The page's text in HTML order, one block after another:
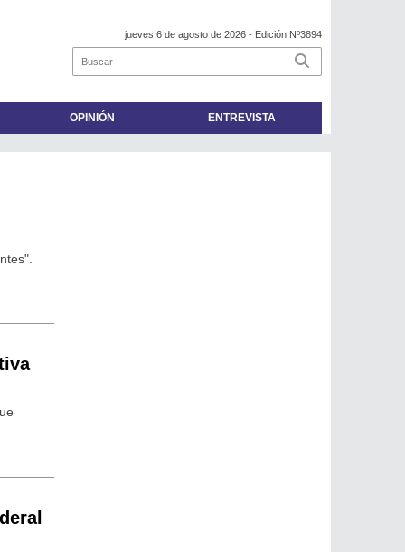
jueves 6 de agosto de 2026 - Edición Nº3894
OPINIÓN ENTREVISTA